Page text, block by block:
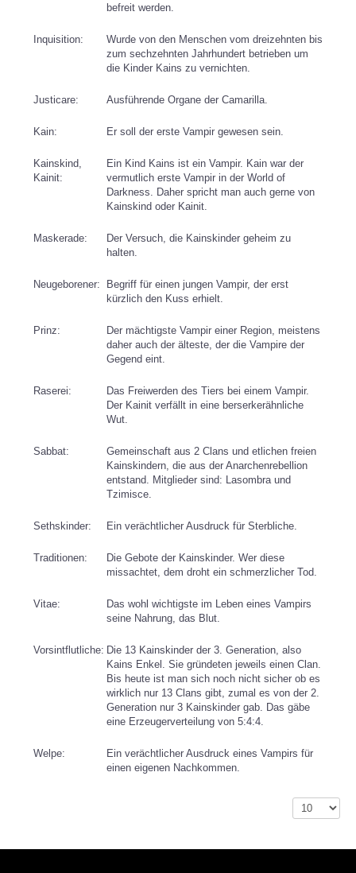
befreit werden.
Inquisition:
Wurde von den Menschen vom dreizehnten bis
zum sechzehnten Jahrhundert betrieben um
die Kinder Kains zu vernichten.
Justicare: Ausführende Organe der Camarilla.
Kain: Er soll der erste Vampir gewesen sein.
Kainskind,
Kainit:
Ein Kind Kains ist ein Vampir. Kain war der
vermutlich erste Vampir in der World of
Darkness. Daher spricht man auch gerne von
Kainskind oder Kainit.
Maskerade:
Der Versuch, die Kainskinder geheim zu
halten.
Neugeborener:
Begriff für einen jungen Vampir, der erst
kürzlich den Kuss erhielt.
Prinz:
Der mächtigste Vampir einer Region, meistens
daher auch der älteste, der die Vampire der
Gegend eint.
Raserei:
Das Freiwerden des Tiers bei einem Vampir.
Der Kainit verfällt in eine berserkerähnliche
Wut.
Sabbat:
Gemeinschaft aus 2 Clans und etlichen freien
Kainskindern, die aus der Anarchenrebellion
entstand. Mitglieder sind: Lasombra und
Tzimisce.
Sethskinder: Ein verächtlicher Ausdruck für Sterbliche.
Traditionen:
Die Gebote der Kainskinder. Wer diese
missachtet, dem droht ein schmerzlicher Tod.
Vitae:
Das wohl wichtigste im Leben eines Vampirs
seine Nahrung, das Blut.
Vorsintflutliche: Die 13 Kainskinder der 3. Generation, also
Kains Enkel. Sie gründeten jeweils einen Clan.
Bis heute ist man sich noch nicht sicher ob es
wirklich nur 13 Clans gibt, zumal es von der 2.
Generation nur 3 Kainskinder gab. Das gäbe
eine Erzeugerverteilung von 5:4:4.
Welpe:
Ein verächtlicher Ausdruck eines Vampirs für
einen eigenen Nachkommen.
Anzeige #